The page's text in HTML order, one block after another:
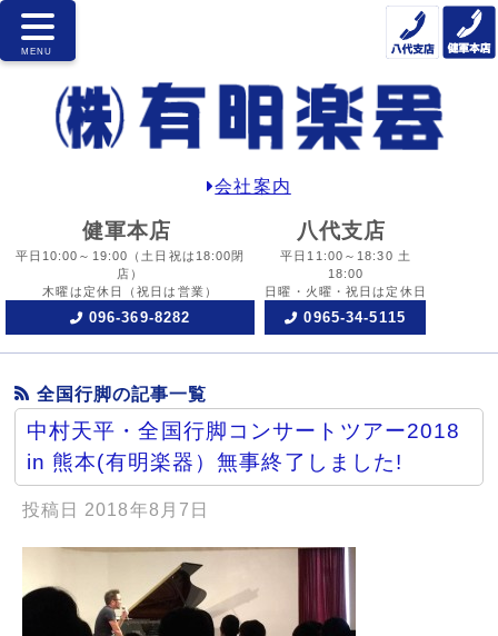
会社案内
健軍本店
平日10:00～19:00
（土日祝は18:00閉
店）
木曜は定休日
（祝日は営業）
096-369-8282
八代支店
平日11:00～18:30 土
18:00
日曜・火曜・祝日は定休日
0965-34-5115
全国行脚の記事一覧
中村天平・全国行脚コンサートツアー2018
in 熊本(有明楽器）無事終了しました!
投稿日 2018年8月7日